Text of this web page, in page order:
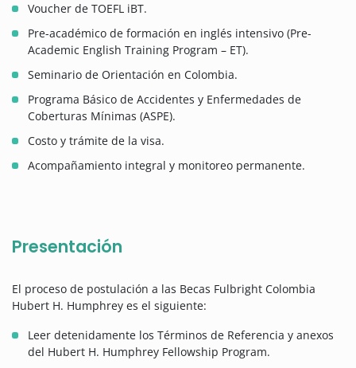
Voucher de TOEFL iBT.
Pre-académico de formación en inglés intensivo (Pre-
Academic English Training Program – ET).
Seminario de Orientación en Colombia.
Programa Básico de Accidentes y Enfermedades de
Coberturas Mínimas (ASPE).
Costo y trámite de la visa.
Acompañamiento integral y monitoreo permanente.
Presentación
El proceso de postulación a las Becas Fulbright Colombia
Hubert H. Humphrey es el siguiente:
Leer detenidamente los Términos de Referencia y anexos
del Hubert H. Humphrey Fellowship Program.